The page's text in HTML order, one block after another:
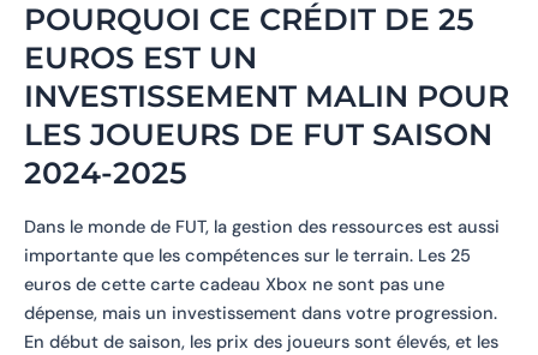
POURQUOI CE CRÉDIT DE 25
EUROS EST UN
INVESTISSEMENT MALIN POUR
LES JOUEURS DE FUT SAISON
2024-2025
Dans le monde de FUT, la gestion des ressources est aussi
importante que les compétences sur le terrain. Les 25
euros de cette carte cadeau Xbox ne sont pas une
dépense, mais un investissement dans votre progression.
En début de saison, les prix des joueurs sont élevés, et les